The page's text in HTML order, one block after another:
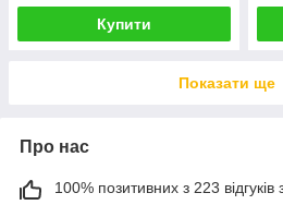
Купити
Показати ще
Про нас
100% позитивних з 223 відгуків